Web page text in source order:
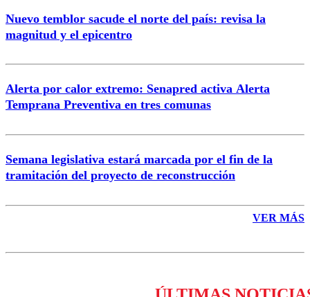
Nuevo temblor sacude el norte del país: revisa la
magnitud y el epicentro
Alerta por calor extremo: Senapred activa Alerta
Temprana Preventiva en tres comunas
Semana legislativa estará marcada por el fin de la
tramitación del proyecto de reconstrucción
VER MÁS